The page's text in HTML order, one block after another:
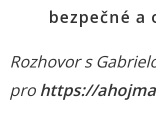
bezpečné a
Rozhovor s
pro https://